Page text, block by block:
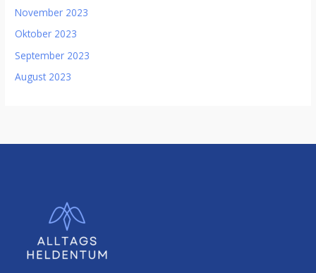
November 2023
Oktober 2023
September 2023
August 2023